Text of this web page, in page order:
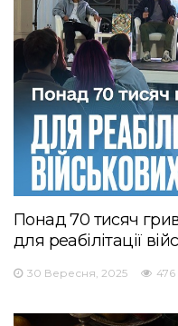
Понад 70 тисяч
для реабілітації
30 Вересня, 2025 476